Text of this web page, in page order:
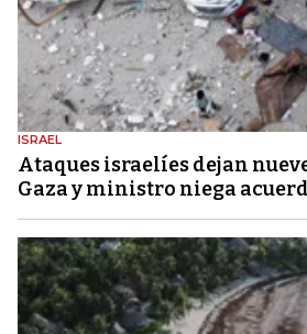
ISRAEL
Ataques israelíes dejan
Gaza y ministro niega